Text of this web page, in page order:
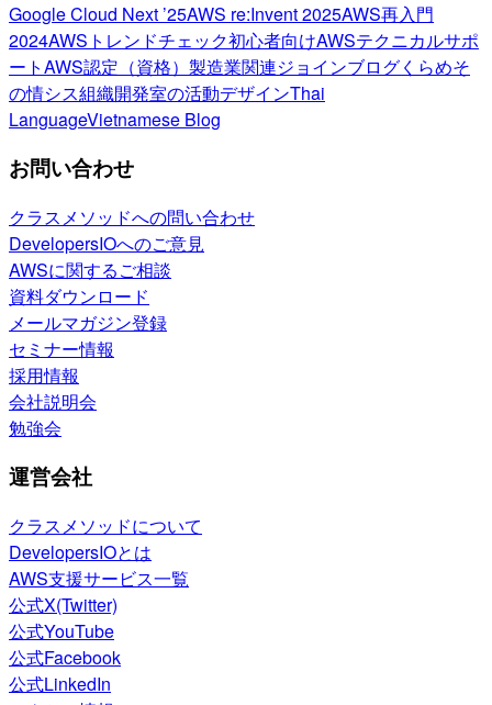
Google Cloud Next ’25AWS re:Invent 2025AWS再入門
2024AWSトレンドチェック初心者向けAWSテクニカルサポ
ートAWS認定（資格） 製造業関連ジョインブログくらめそ
の情シス組織開発室の活動デザインThai
LanguageVietnamese Blog
お問い合わせ
クラスメソッドへの問い合わせ
DevelopersIOへのご意見
AWSに関するご相談
資料ダウンロード
メールマガジン登録
セミナー情報
採用情報
会社説明会
勉強会
運営会社
クラスメソッドについて
DevelopersIOとは
AWS支援サービス一覧
公式X(Twitter)
公式YouTube
公式Facebook
公式LinkedIn